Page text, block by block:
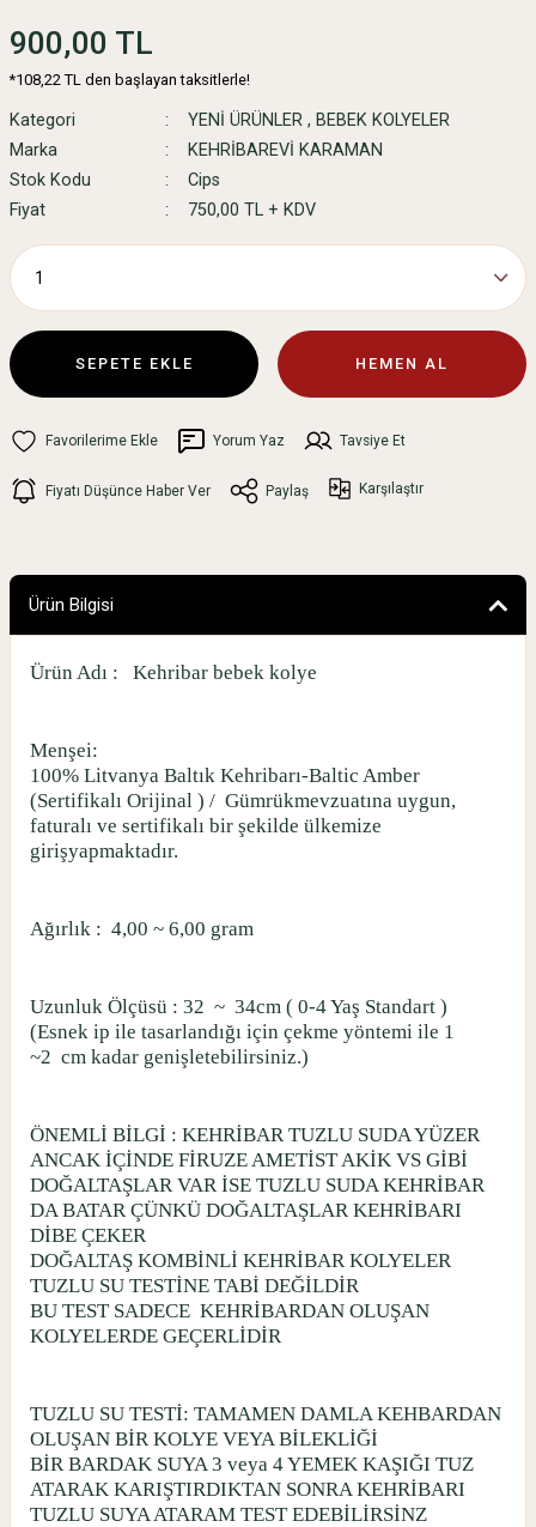
900,00 TL
*108,22 TL den başlayan taksitlerle!
Kategori YENİ ÜRÜNLER , BEBEK KOLYELER
Marka
KEHRİBAREVİ KARAMAN
Stok Kodu
Cips
Fiyat
750,00 TL + KDV
SEPETE EKLE HEMEN AL
Yorum Yaz Tavsiye Et
Fiyatı Düşünce Haber Ver Paylaş Karşılaştır
Ürün Bilgisi
Ürün Adı : Kehribar bebek kolye
Menşei:
100% Litvanya Baltık Kehribarı-Baltic Amber
(Sertifikalı Orijinal ) / Gümrükmevzuatına uygun,
faturalı ve sertifikalı bir şekilde ülkemize
girişyapmaktadır.
Ağırlık : 4,00 ~ 6,00 gram
Uzunluk Ölçüsü : 32 ~ 34cm ( 0-4 Yaş Standart )
(Esnek ip ile tasarlandığı için çekme yöntemi ile 1
~2 cm kadar genişletebilirsiniz.)
ÖNEMLİ BİLGİ : KEHRİBAR TUZLU SUDA YÜZER
ANCAK İÇİNDE FİRUZE AMETİST AKİK VS GİBİ
DOĞALTAŞLAR VAR İSE TUZLU SUDA KEHRİBAR
DA BATAR ÇÜNKÜ DOĞALTAŞLAR KEHRİBARI
DİBE ÇEKER
DOĞALTAŞ KOMBİNLİ KEHRİBAR KOLYELER
TUZLU SU TESTİNE TABİ DEĞİLDİR
BU TEST SADECE KEHRİBARDAN OLUŞAN
KOLYELERDE GEÇERLİDİR
TUZLU SU TESTİ: TAMAMEN DAMLA KEHBARDAN
OLUŞAN BİR KOLYE VEYA BİLEKLİĞİ
BİR BARDAK SUYA 3 veya 4 YEMEK KAŞIĞI TUZ
ATARAK KARIŞTIRDIKTAN SONRA KEHRİBARI
TUZLU SUYA ATARAM TEST EDEBİLİRSİNZ